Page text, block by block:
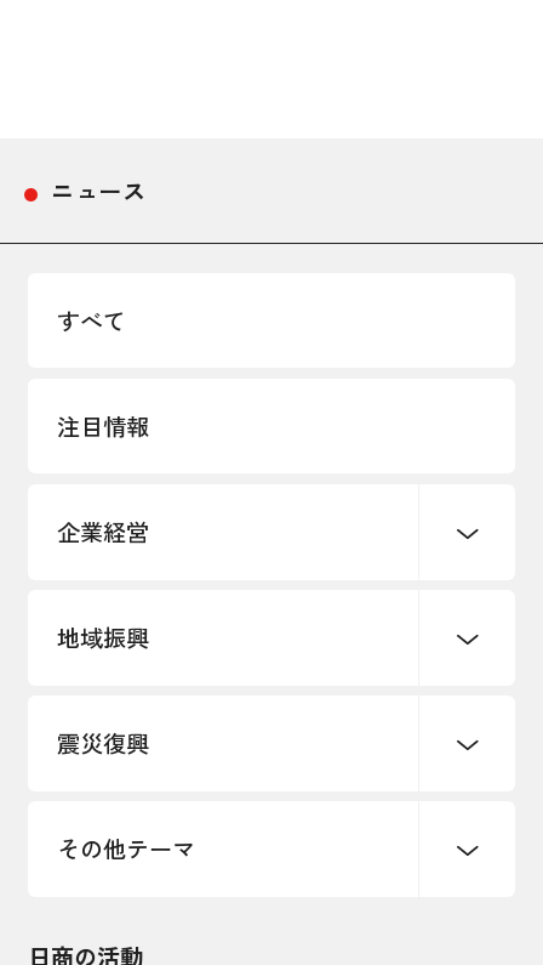
ニュース
すべて
注目情報
企業経営
創業
事業承継・引継ぎ支援
雇用・労働・人材確保
地域振興
まちづくり
震災復興
令和６年能登半島地震関連
その他テーマ
日商の活動